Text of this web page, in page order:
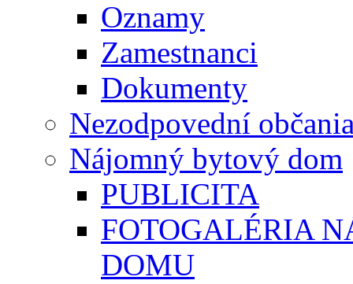
Oznamy
Zamestnanci
Dokumenty
Nezodpovední
Nájomný bytový dom
PUBLICITA
FOTOGALÉRIA
DOMU